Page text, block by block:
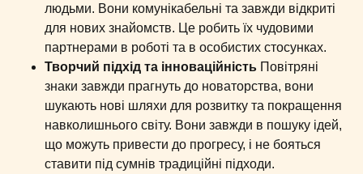
людьми. Вони комунікабельні та завжди відкриті
для нових знайомств. Це робить їх чудовими
партнерами в роботі та в особистих стосунках.
Творчий підхід та інноваційність Повітряні
знаки завжди прагнуть до новаторства, вони
шукають нові шляхи для розвитку та покращення
навколишнього світу. Вони завжди в пошуку ідей,
що можуть привести до прогресу, і не бояться
ставити під сумнів традиційні підходи.